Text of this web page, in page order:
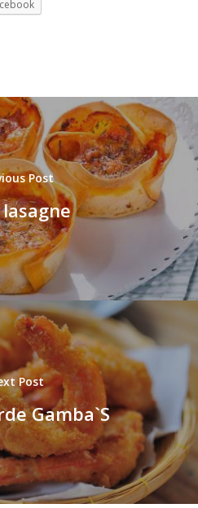
Post
Post
Gamba`S